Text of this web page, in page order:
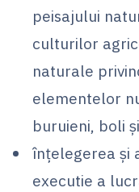
peisajului
culturilor
naturale
elementelor
buruieni, boli
înţelegerea şi
executie a